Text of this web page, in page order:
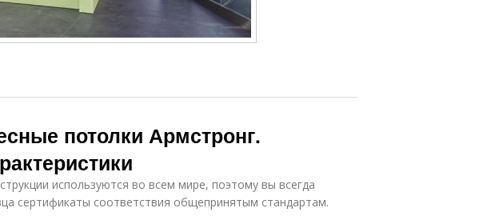
потолке
орнаментом
Крепление для
Поверхности
под натяжные
потолки
Потолок к
монтажу
Потолки для
зала
потолки Армстронг.
используются во всем мире, поэтому вы всегда
сертификаты соответствия общепринятым стандартам.